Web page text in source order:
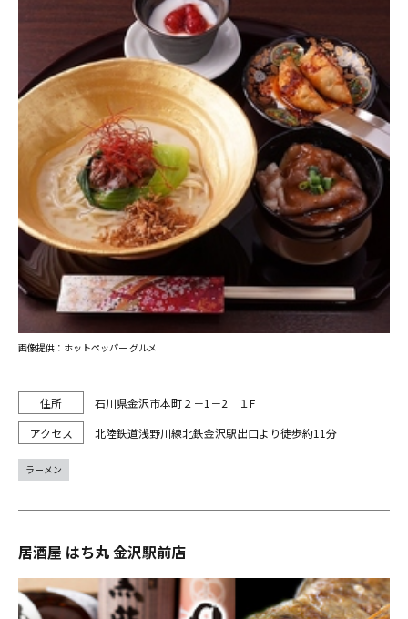
石川県金沢市本町２－1－2 １F
北陸鉄道浅野川線北鉄金沢駅出口より徒歩約11分
画像提供：ホットペッパー グルメ
ラーメン
居酒屋 はち丸 金沢駅前店